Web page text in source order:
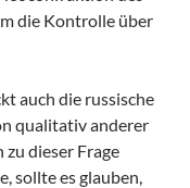
die Kontrolle über
auch die russische
qualitativ anderer
dieser Frage
sollte es glauben,